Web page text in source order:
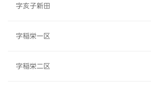
字亥子新田
字稲栄一区
字稲栄二区